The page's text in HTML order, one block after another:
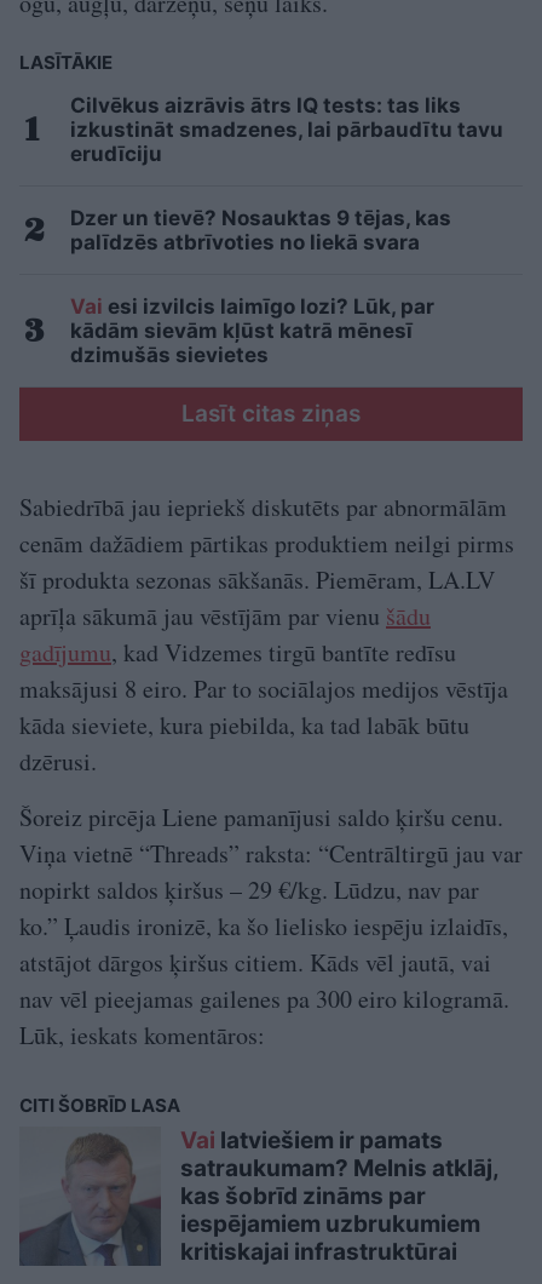
LASĪTĀKIE
Cilvēkus aizrāvis ātrs IQ tests: tas liks
izkustināt smadzenes, lai pārbaudītu tavu
erudīciju
Dzer un tievē? Nosauktas 9 tējas, kas
palīdzēs atbrīvoties no liekā svara
Vai esi izvilcis laimīgo lozi? Lūk, par
kādām sievām kļūst katrā mēnesī
dzimušās sievietes
Lasīt citas ziņas
Sabiedrībā jau iepriekš diskutēts par abnormālām
cenām dažādiem pārtikas produktiem neilgi pirms
šī produkta sezonas sākšanās. Piemēram, LA.LV
aprīļa sākumā jau vēstījām par vienu šādu
gadījumu, kad Vidzemes tirgū bantīte redīsu
maksājusi 8 eiro. Par to sociālajos medijos vēstīja
kāda sieviete, kura piebilda, ka tad labāk būtu
dzērusi.
Šoreiz pircēja Liene pamanījusi saldo ķiršu cenu.
Viņa vietnē “Threads” raksta: “Centrāltirgū jau var
nopirkt saldos ķiršus – 29 €/kg. Lūdzu, nav par
ko.” Ļaudis ironizē, ka šo lielisko iespēju izlaidīs,
atstājot dārgos ķiršus citiem. Kāds vēl jautā, vai
nav vēl pieejamas gailenes pa 300 eiro kilogramā.
Lūk, ieskats komentāros:
CITI ŠOBRĪD LASA
Vai latviešiem ir pamats
satraukumam? Melnis atklāj,
kas šobrīd zināms par
iespējamiem uzbrukumiem
kritiskajai infrastruktūrai